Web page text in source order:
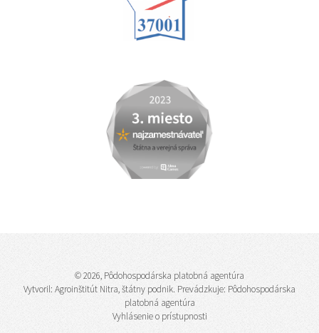
© 2026, Pôdohospodárska platobná agentúra
Vytvoril: Agroinštitút Nitra, štátny podnik. Prevádzkuje: Pôdohospodárska
platobná agentúra
Vyhlásenie o prístupnosti